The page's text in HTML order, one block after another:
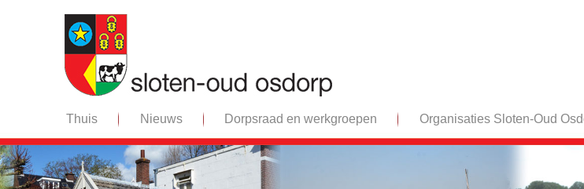
Thuis Nieuws Dorpsraad en werkgroepen Organisaties Sloten-Oud